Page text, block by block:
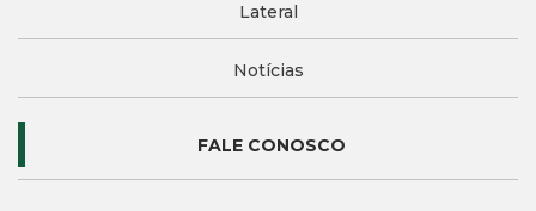
Lateral
Notícias
FALE CONOSCO